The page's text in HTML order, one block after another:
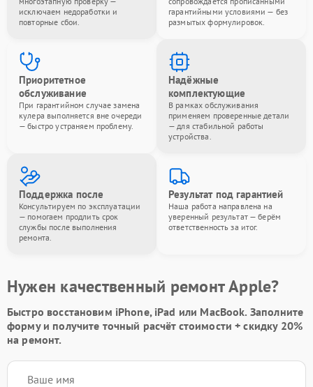
исключаем недоработки и
повторные сбои.
гарантийными условиями — без
размытых формулировок.
Приоритетное
обслуживание
При гарантийном случае замена
кулера выполняется вне очереди
— быстро устраняем проблему.
Надёжные
комплектующие
В рамках обслуживания
применяем проверенные детали
— для стабильной работы
устройства.
Поддержка после
Консультируем по эксплуатации
— помогаем продлить срок
службы после выполнения
ремонта.
Результат под гарантией
Наша работа направлена на
уверенный результат — берём
ответственность за итог.
Нужен качественный ремонт Apple?
Быстро восстановим iPhone, iPad или MacBook. Заполните
формуи получите точный расчёт стоимости +скидку 20%
на ремонт.